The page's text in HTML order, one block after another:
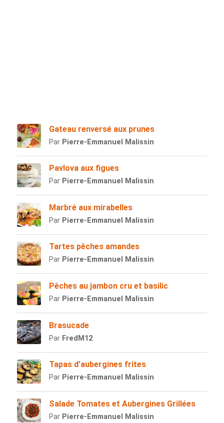
Gateau renversé aux prunes
Par Pierre-Emmanuel Malissin
Pavlova aux figues
Par Pierre-Emmanuel Malissin
Marbré aux mirabelles
Par Pierre-Emmanuel Malissin
Tartes pêches amandes
Par Pierre-Emmanuel Malissin
Pêches au jambon cru et basilic
Par Pierre-Emmanuel Malissin
Brasucade
Par FredM12
Tapas d’aubergines frites
Par Pierre-Emmanuel Malissin
Salade Tomates et Aubergines Grillées
Par Pierre-Emmanuel Malissin